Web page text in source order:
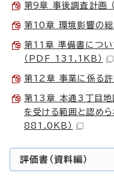
第9章 事後調査計画
第10章 環境影響の
第11章 準備書につい
（PDF 131.1KB）
第12章 事業に係る
第13章 本通3丁目地
を受ける範囲と認め
881.0KB）
評価書（資料編）